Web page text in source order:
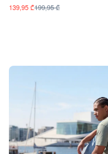
139,95 ₾199,95 ₾